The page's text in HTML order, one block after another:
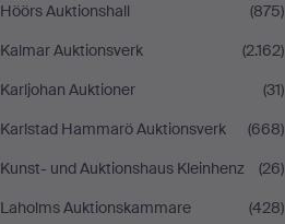
Höörs Auktionshall
(875)
Kalmar Auktionsverk
(2.162)
Karljohan Auktioner
(31)
Karlstad Hammarö Auktionsverk
(668)
Kunst- und Auktionshaus Kleinhenz
(26)
Laholms Auktionskammare
(428)